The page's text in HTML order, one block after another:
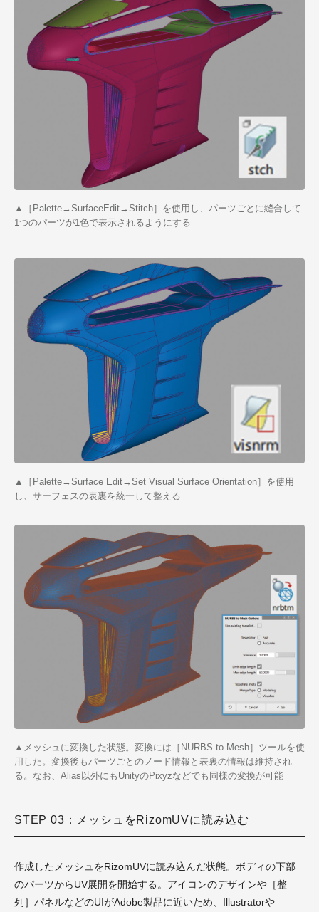
▲［Palette→SurfaceEdit→Stitch］を使用し、パーツごとに縫合して
1つのパーツが1色で表示されるようにする
▲［Palette→Surface Edit→Set Visual Surface Orientation］を使用
し、サーフェスの表裏を統一して整える
▲メッシュに変換した状態。変換には［NURBS to Mesh］ツールを使
用した。変換後もパーツごとのノード情報と表裏の情報は維持され
る。なお、Alias以外にもUnityのPixyzなどでも同様の変換が可能
STEP 03：メッシュをRizomUVに読み込む
作成したメッシュをRizomUVに読み込んだ状態。ボディの下部
のパーツからUV展開を開始する。アイコンのデザインや［整
列］パネルなどのUIがAdobe製品に近いため、Illustratorや